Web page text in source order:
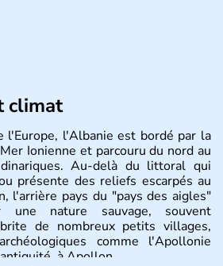
climat
l'Europe, l'Albanie est bordé par la
Ionienne et parcouru du nord au
Au-delà du littoral qui
présente des reliefs escarpés au
l'arrière pays du "pays des aigles"
une nature sauvage, souvent
de nombreux petits villages,
comme l'Apollonie
à Apollon.